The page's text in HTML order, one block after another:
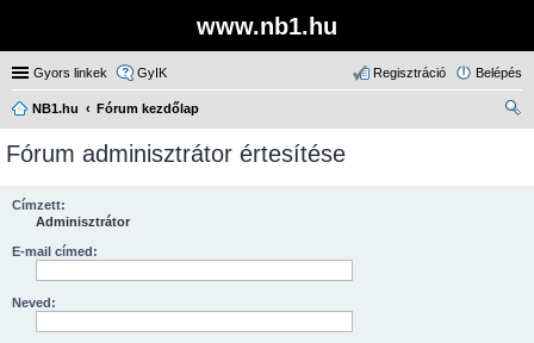
www.nb1.hu
Gyors linkek GyIK Belépés
Regisztráció
NB1.hu
Fórum kezdőlap
Fórum adminisztrátor értesítése
Címzett:
Adminisztrátor
E-mail címed:
Neved: